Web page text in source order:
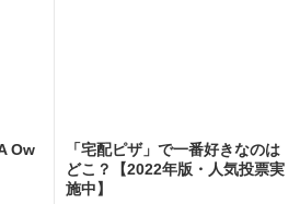
Ow
「宅配ピザ」で一番好きなのは
どこ？【2022年版・人気投票実
施中】